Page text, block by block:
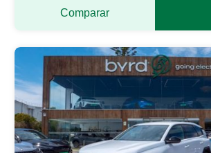
Comparar